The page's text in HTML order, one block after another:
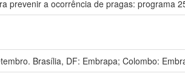
prevenir a ocorrência de pragas: programa
Brasília, DF: Embrapa; Colombo: